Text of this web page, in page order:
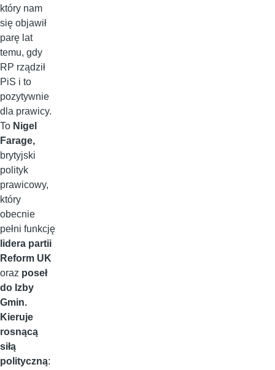
który nam
się objawił
parę lat
temu, gdy
RP rządził
PiS i to
pozytywnie
dla prawicy.
To Nigel
Farage,
brytyjski
polityk
prawicowy,
który
obecnie
pełni funkcję
lidera partii
Reform UK
oraz poseł
do Izby
Gmin.
Kieruje
rosnącą
siłą
polityczną: